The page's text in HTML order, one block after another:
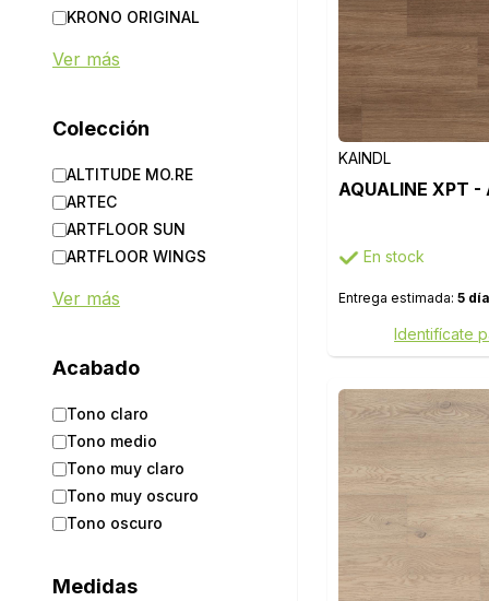
KRONO ORIGINAL
KRONOSWISS
QUICK STEP
ZENKU
Ver más
Colección
ALTITUDE MO.RE
ARTEC
ARTFLOOR SUN
ARTFLOOR WINGS
BIONYL PRO
CASTELLO CLASSIC
CLASSIC LINE
CREO (CRH)
DELTAFLOOR
DELTAFLOOR OVERSIZE
DURECO
EXQUISIT
Ver más
Acabado
Tono claro
Tono medio
Tono muy claro
Tono muy oscuro
Tono oscuro
Medidas
KAINDL
AQUALINE XPT
En stock
Entrega estimada: 5
Identifícate